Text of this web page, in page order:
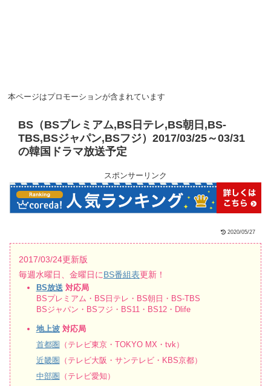
本ページはプロモーションが含まれています
BS（BSプレミアム,BS日テレ,BS朝日,BS-
TBS,BSジャパン,BSフジ）2017/03/25～03/31
の韓国ドラマ放送予定
スポンサーリンク
2020/05/27
2017/03/24更新版
毎週水曜日、金曜日にBS番組表更新！
BS放送 対応局
BSプレミアム・BS日テレ・BS朝日・BS-TBS
BSジャパン・BSフジ・BS11・BS12・Dlife
地上波対応局
首都圏 （テレビ東京・TOKYO MX・tvk）
近畿圏 （テレビ大阪・サンテレビ・KBS京都）
中部圏 （テレビ愛知）